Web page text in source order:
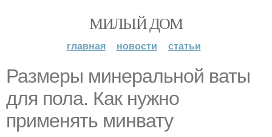
МИЛЫЙ ДОМ
главная новости статьи
Размеры минеральной ваты
для пола. Как нужно
применять минвату